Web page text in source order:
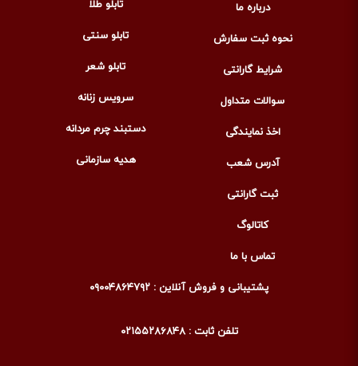
درباره ما
نحوه ثبت سفارش
شرایط گارانتی
سوالات متداول
اخذ نمایندگی
آدرس شعب
ثبت گارانتی
کاتالوگ
تماس با ما
تابلو طلا
تابلو سنتی
تابلو شعر
سرویس زنانه
دستبند چرم مردانه
هدیه سازمانی
پشتیبانی و فروش آنلاین : ۰۹۰۰۴۸۶۴۷۹۲
تلفن ثابت : ۰۲۱۵۵۲۸۶۸۴۸